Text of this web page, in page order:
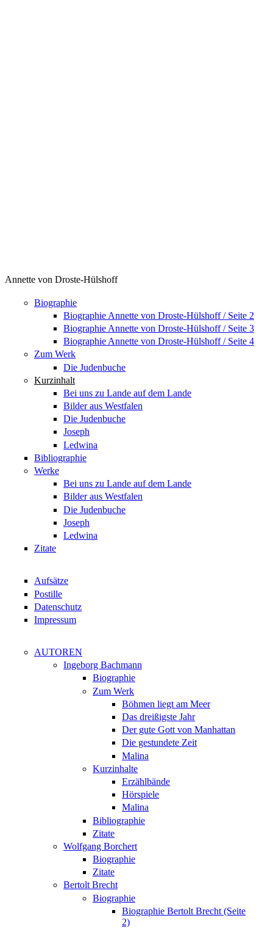
Annette von Droste-Hülshoff
Biographie
Biographie Annette von Droste-Hülshoff / Seite 2
Biographie Annette von Droste-Hülshoff / Seite 3
Biographie Annette von Droste-Hülshoff / Seite 4
Zum Werk
Die Judenbuche
Kurzinhalt
Bei uns zu Lande auf dem Lande
Bilder aus Westfalen
Die Judenbuche
Joseph
Ledwina
Bibliographie
Werke
Bei uns zu Lande auf dem Lande
Bilder aus Westfalen
Die Judenbuche
Joseph
Ledwina
Zitate
Aufsätze
Postille
Datenschutz
Impressum
AUTOREN
Ingeborg Bachmann
Biographie
Zum Werk
Böhmen liegt am Meer
Das dreißigste Jahr
Der gute Gott von Manhattan
Die gestundete Zeit
Malina
Kurzinhalte
Erzählbände
Hörspiele
Malina
Bibliographie
Zitate
Wolfgang Borchert
Biographie
Zitate
Bertolt Brecht
Biographie
Biographie Bertolt Brecht (Seite
2)